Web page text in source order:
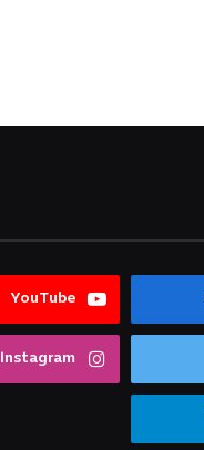
YouTube
Instagram